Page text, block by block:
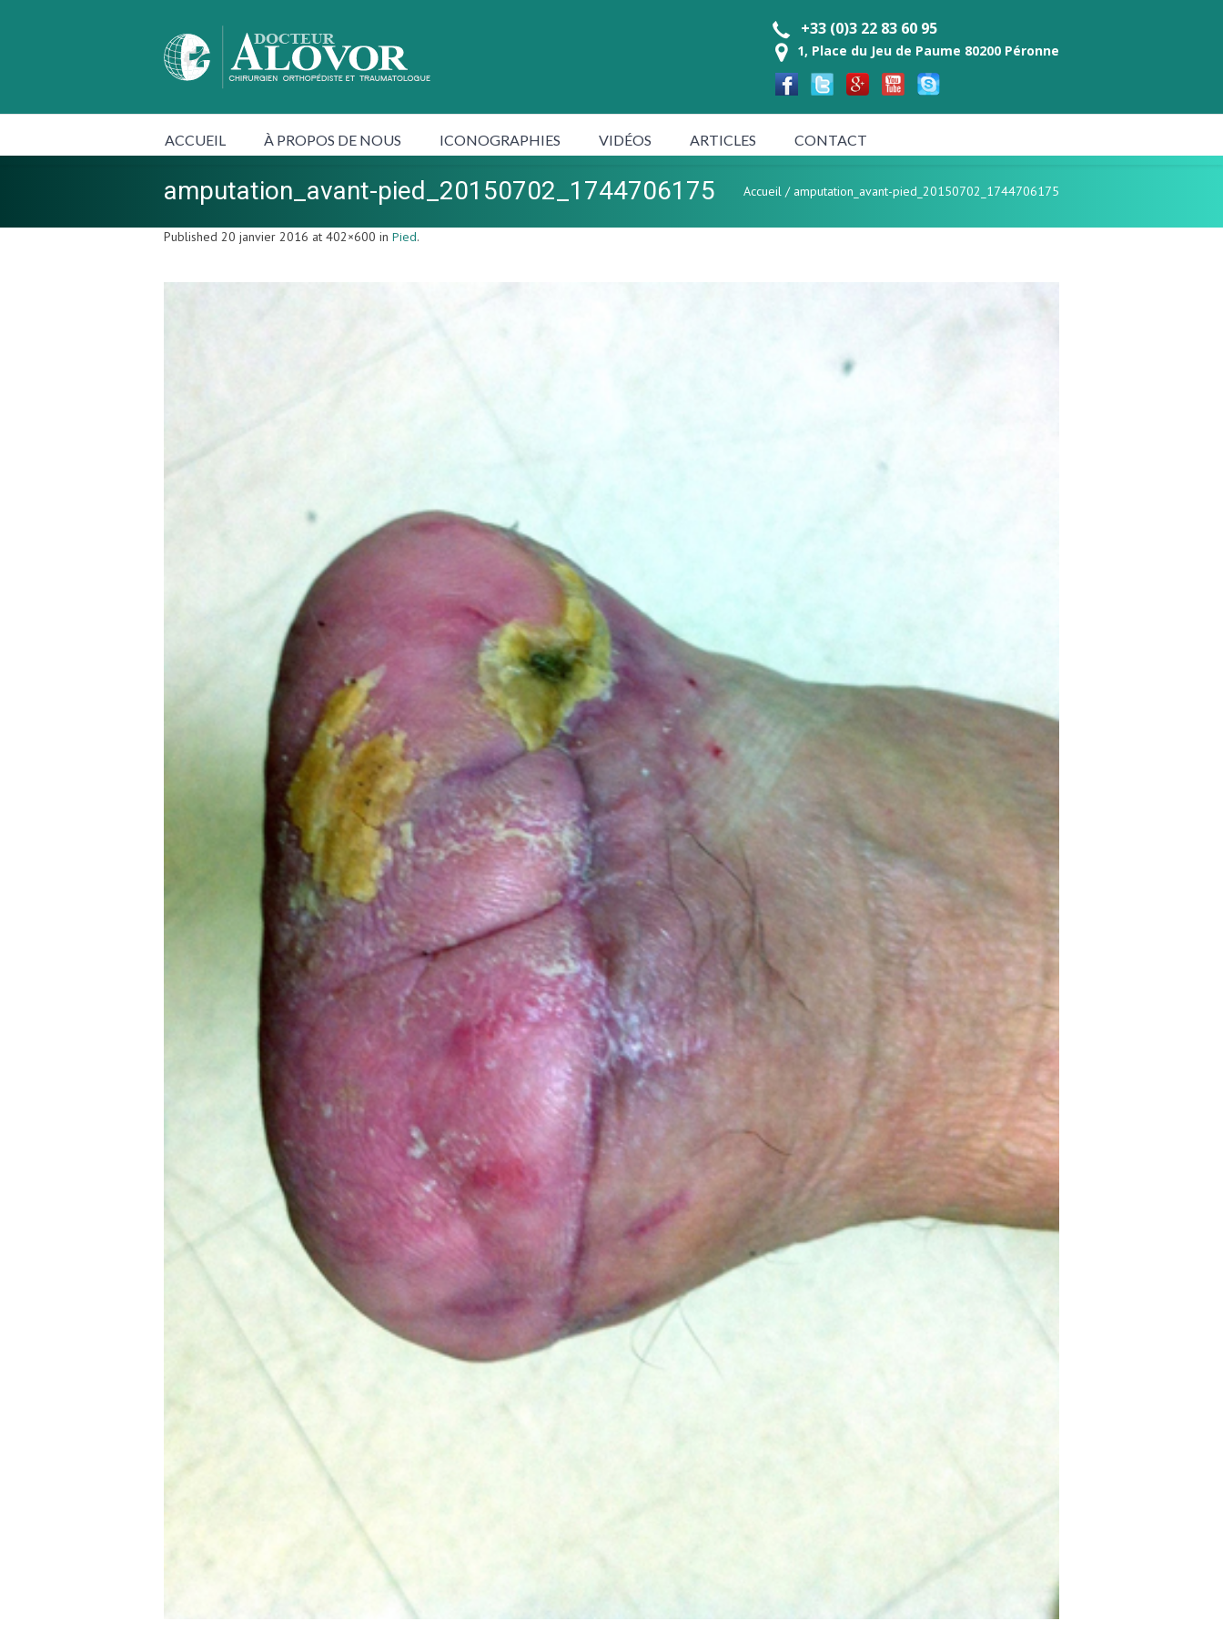
+33 (0)3 22 83 60 95
1, Place du Jeu de Paume 80200 Péronne
ACCUEIL À PROPOS DE NOUS ICONOGRAPHIES VIDÉOS ARTICLES CONTACT
amputation_avant-pied_20150702_1744706175 Accueil / amputation_avant-pied_20150702_1744706175
Published 20 janvier 2016 at 402×600 in Pied.